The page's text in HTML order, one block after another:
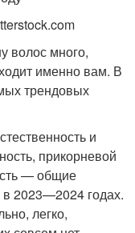
волос много,
именно вам. В
трендовых
и
прикорневой
— общие
2023—2024 годах.
легко,